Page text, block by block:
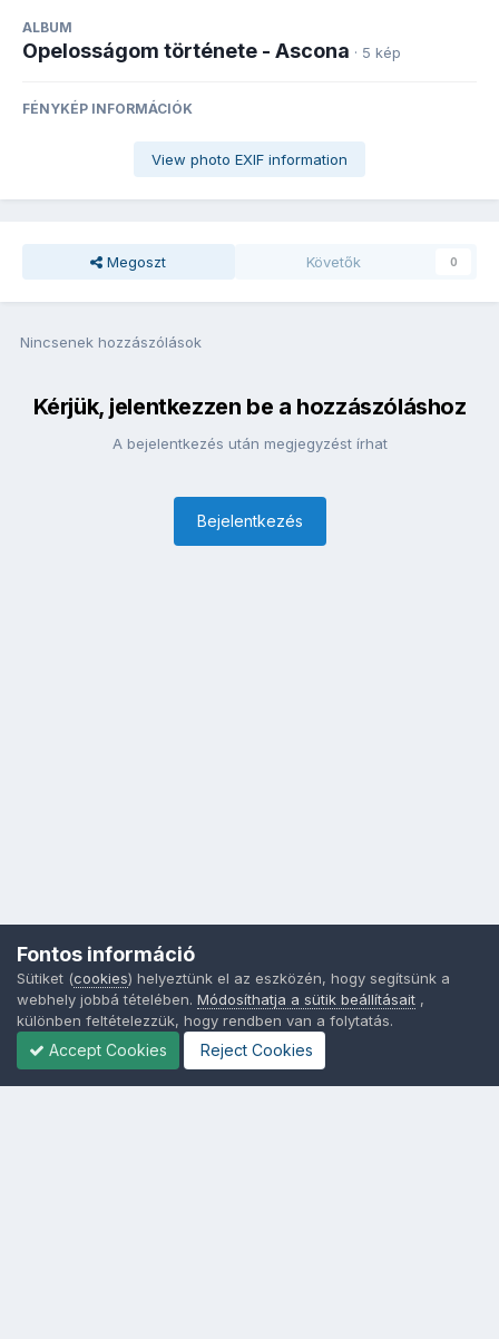
ALBUM
Opelosságom története - Ascona · 5 kép
FÉNYKÉP INFORMÁCIÓK
View photo EXIF information
Megoszt Követők 0
Nincsenek hozzászólások
Kérjük, jelentkezzen be a hozzászóláshoz
A bejelentkezés után megjegyzést írhat
Bejelentkezés
Fontos információ
Sütiket (cookies) helyeztünk el az eszközén, hogy segítsünk a
webhely jobbá tételében. Módosíthatja a sütik beállításait ,
különben feltételezzük, hogy rendben van a folytatás.
Accept Cookies Reject Cookies